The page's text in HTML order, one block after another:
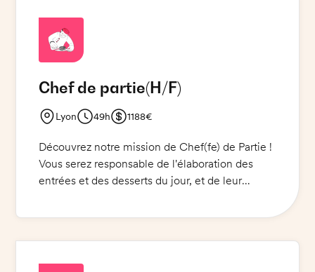
Chef de partie(H/F)
Lyon 49h 1188€
Découvrez notre mission de Chef(fe) de Partie !
Vous serez responsable de l'élaboration des
entrées et des desserts du jour, et de leur
également veiller à ce que le nettoyage final du
cuisine et des chaussures de sécurité requises.